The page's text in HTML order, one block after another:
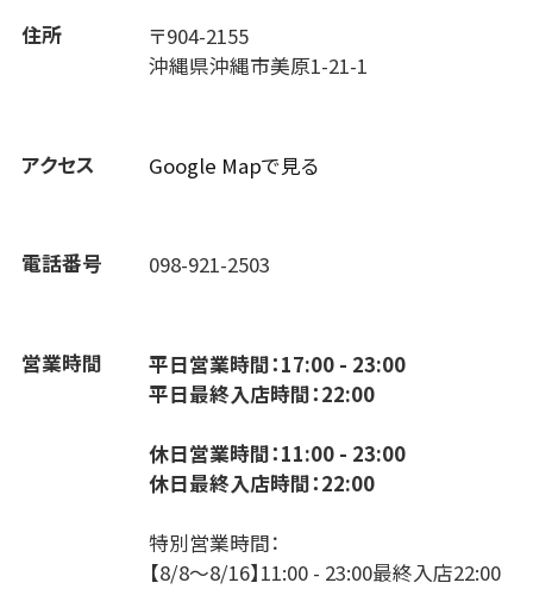
住所
〒904-2155
沖縄県沖縄市美原1-21-1
アクセス Google Mapで見る
電話番号 098-921-2503
営業時間
平日営業時間：17:00 - 23:00
平日最終入店時間：22:00
休日営業時間：11:00 - 23:00
休日最終入店時間：22:00
特別営業時間：
【8/8～8/16】11:00 - 23:00最終入店22:00